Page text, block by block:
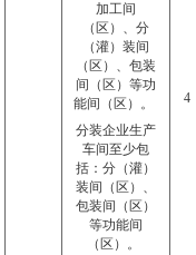
加工间
（区）、分
（灌）装间
（区）、包装
间（区）等功
能间（区）。
分装企业生产
车间至少包
括：分（灌）
装间（区）、
包装间（区）
等功能间
（区）。
4